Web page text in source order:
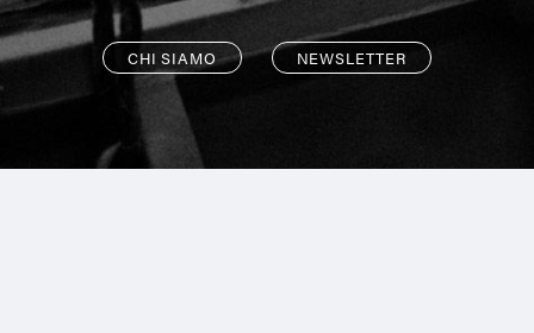
CHI SIAMO NEWSLETTER